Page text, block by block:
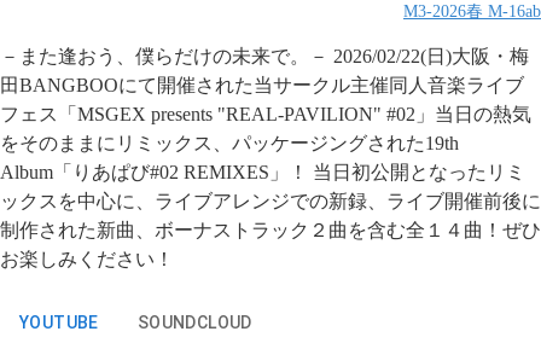
M3-2026春 M-16ab
－また逢おう、僕らだけの未来で。－ 2026/02/22(日)大阪・梅
田BANGBOOにて開催された当サークル主催同人音楽ライブ
フェス「MSGEX presents "REAL-PAVILION" #02」当日の熱気
をそのままにリミックス、パッケージングされた19th
Album「りあぱび#02 REMIXES」！ 当日初公開となったリミ
ックスを中心に、ライブアレンジでの新録、ライブ開催前後に
制作された新曲、ボーナストラック２曲を含む全１４曲！ぜひ
お楽しみください！
YOUTUBE SOUNDCLOUD